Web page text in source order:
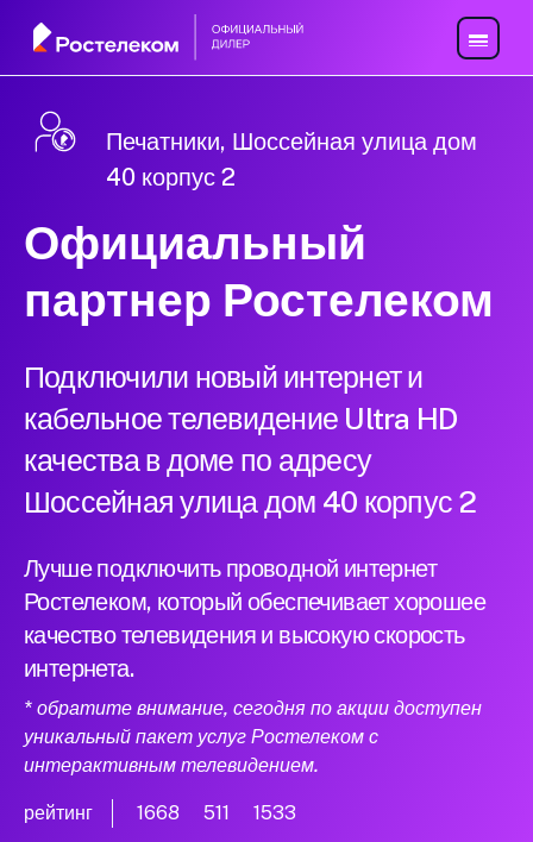
Печатники, Шоссейная улица дом
40 корпус 2
Официальный
партнер Ростелеком
Подключили новый интернет и
кабельное телевидение Ultra HD
качества в доме по адресу
Шоссейная улица дом 40 корпус 2
Лучше подключить проводной интернет
Ростелеком, который обеспечивает хорошее
качество телевидения и высокую скорость
интернета.
* обратите внимание, сегодня по акции доступен
уникальный пакет услуг Ростелеком с
интерактивным телевидением.
рейтинг 1668 511 1533